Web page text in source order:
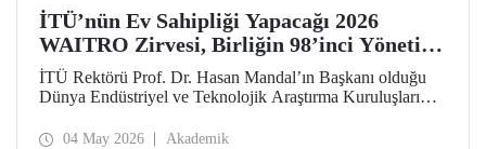
İTÜ’nün Ev Sahipliği Yapacağı 2026
WAITRO Zirvesi, Birliğin 98’inci Yönetim
Kurulu Toplantısı’nda Ele Alındı
İTÜ Rektörü Prof. Dr. Hasan Mandal’ın Başkanı olduğu
Dünya Endüstriyel ve Teknolojik Araştırma Kuruluşları
yapıldı. Köln’deki toplantının gündem başlıkları arasında
04 May 2026 Akademik